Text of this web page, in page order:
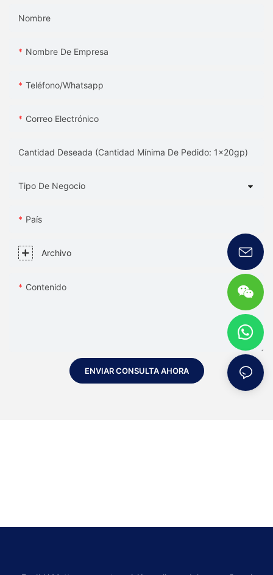
Nombre
Nombre De Empresa
Teléfono/whatsapp
Correo Electrónico
Cantidad Deseada (Cantidad Mínima De Pedido: 1x20gp)
Tipo De Negocio
País
Archivo
Contenido
ENVIAR CONSULTA AHORA